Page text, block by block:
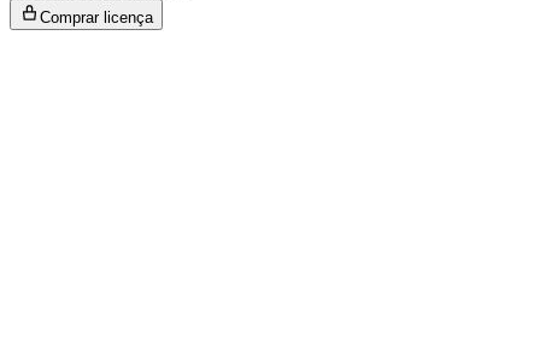
Comprar licença